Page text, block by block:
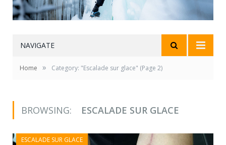
NAVIGATE
Home » Category: "Escalade sur glace" (Page 2)
BROWSING: ESCALADE SUR GLACE
ESCALADE SUR GLACE